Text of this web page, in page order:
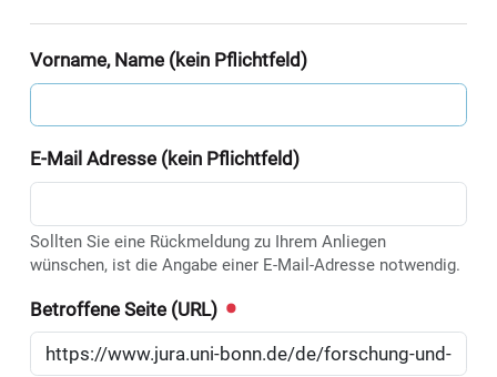
Vorname, Name (kein Pflichtfeld)
E-Mail Adresse (kein Pflichtfeld)
Sollten Sie eine Rückmeldung zu Ihrem Anliegen
wünschen, ist die Angabe einer E-Mail-Adresse notwendig.
Betroffene Seite (URL)